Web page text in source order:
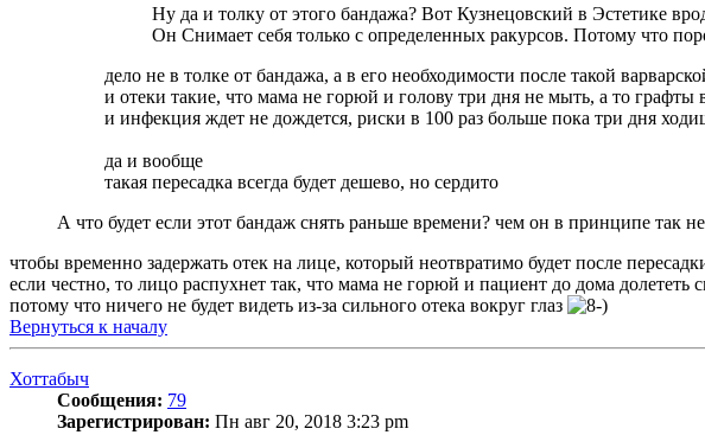
Ну да и толку от этого бандажа? Вот Кузнецовский в Эстетике
Он Снимает себя только с определенных ракурсов. Потому что
дело не в толке от бандажа, а в его необходимости после такой
и отеки такие, что мама не горюй и голову три дня не мыть, а то графты
и инфекция ждет не дождется, риски в 100 раз больше пока три дня
да и вообще
такая пересадка всегда будет дешево, но сердито
А что будет если этот бандаж снять раньше времени? чем он в принципе так
чтобы временно задержать отек на лице, который неотвратимо будет после
если честно, то лицо распухнет так, что мама не горюй и пациент до дома долететь
потому что ничего не будет видеть из-за сильного отека вокруг глаз
Вернуться к началу
Хоттабыч
Сообщения: 79
Зарегистрирован: Пн авг 20, 2018 3:23 pm